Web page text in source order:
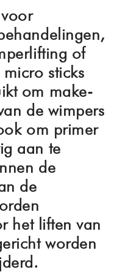
,
of
sticks
om make-
de wimpers
om primer
aan te
de
de
het liften van
worden